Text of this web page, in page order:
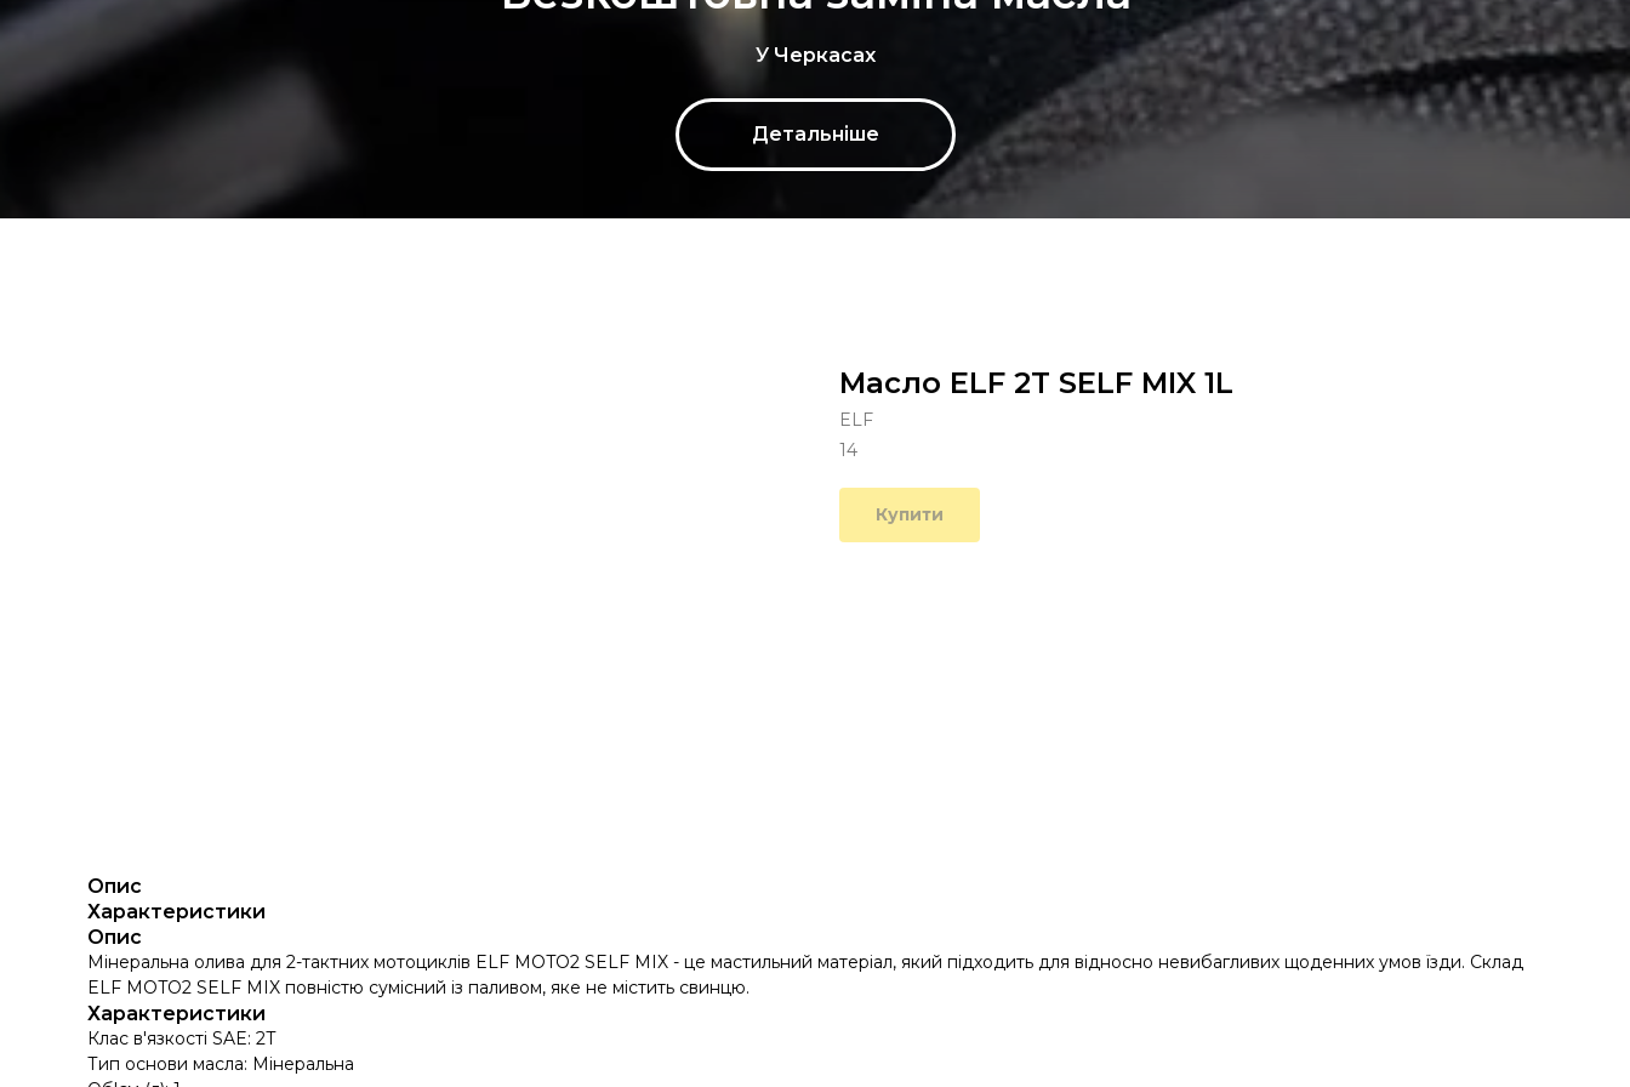
У Черкасах
Детальніше
Масло ELF 2T SELF MIX 1L
ELF
14
Купити
Опис
Характеристики
Опис
Мінеральна олива для 2-тактних мотоциклів ELF MOTO2 SELF MIX - це мастильний матеріал, який підходить для відносно невибагливих щоденних умов їзди. Склад
ELF MOTO2 SELF MIX повністю сумісний із паливом, яке не містить свинцю.
Характеристики
Клас в'язкості SAE: 2T
Тип основи масла: Мінеральна